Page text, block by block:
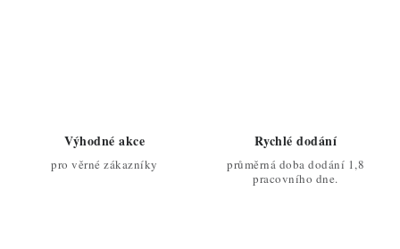
Výhodné akce
pro věrné zákazníky
Rychlé dodání
průměrná doba dodání 1,8
pracovního dne.